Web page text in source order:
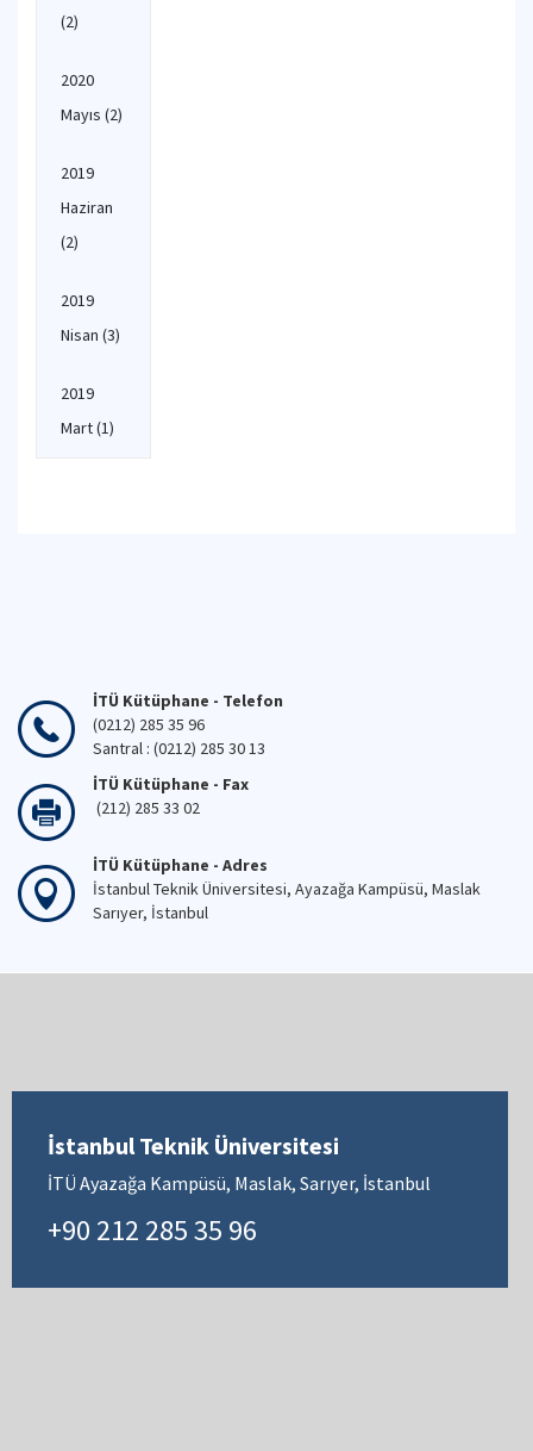
(2)
2020
Mayıs (2)
2019
Haziran
(2)
2019
Nisan (3)
2019
Mart(1)
İTÜ Kütüphane - Telefon
(0212) 285 35 96
Santral : (0212) 285 30 13
İTÜ Kütüphane - Fax
(212) 285 33 02
İTÜ Kütüphane - Adres
İstanbul Teknik Üniversitesi, Ayazağa Kampüsü, Maslak
Sarıyer, İstanbul
İstanbul Teknik Üniversitesi
İTÜ Ayazağa Kampüsü, Maslak, Sarıyer, İstanbul
+90 212 285 35 96